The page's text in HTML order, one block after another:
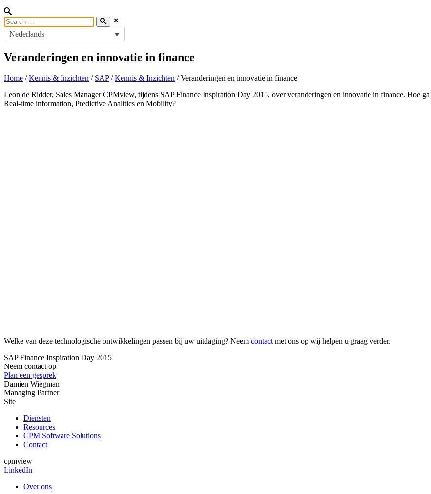
Nederlands
Veranderingen en innovatie in finance
Home /Kennis & Inzichten / SAP/Kennis & Inzichten /Veranderingen en innovatie in finance
Leon de Ridder, Sales Manager CPMview, tijdens SAP Finance Inspiration Day 2015, over veranderingen en innovatie in finance. Hoe
Real-time information, Predictive Analitics en Mobility?
Welke van deze technologische ontwikkelingen passen bij uw uitdaging? Neem contact met ons op wij helpen u graag verder.
SAP Finance Inspiration Day 2015
Neem contact op
Plan een gesprek
Damien Wiegman
Managing Partner
Site
Diensten
Resources
CPM Software Solutions
Contact
cpmview
LinkedIn
Over ons